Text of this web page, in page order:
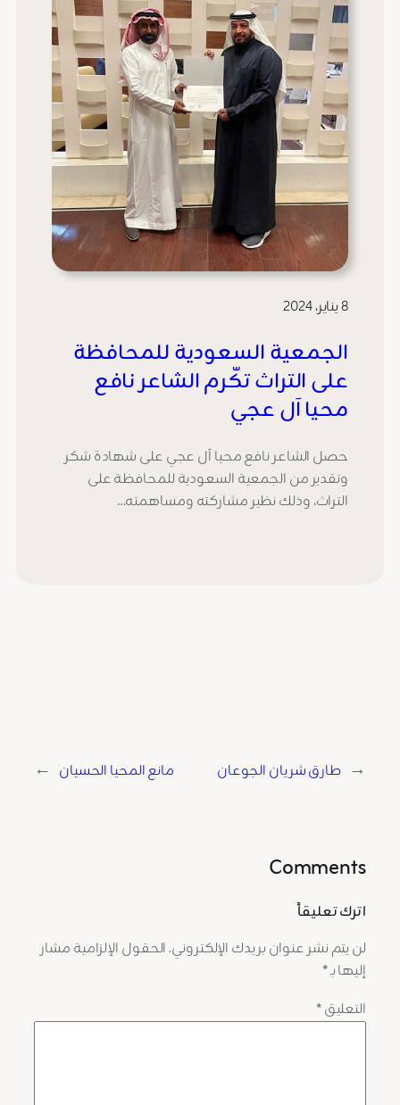
8 يناير، 2024
الجمعية السعودية للمحافظة
على التراث تكّرم الشاعر نافع
محيا آل عجي
حصل الشاعر نافع محيا آل عجي على شهادة شكر
وتقدير من الجمعية السعودية للمحافظة على
التراث، وذلك نظير مشاركته ومساهمته…
← طارق شريان الجوعان مانع المحيا الحسيان →
Comments
اترك تعليقاً
لن يتم نشر عنوان بريدك الإلكتروني.الحقول الإلزامية مشار
إليها بـ*
التعليق*